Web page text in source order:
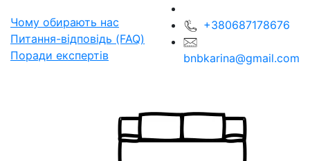
Чому обирають нас
Питання-відповідь (FAQ)
Поради експертів
+380687178676
bnbkarina@gmail.com